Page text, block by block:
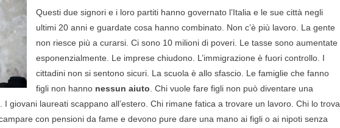
Questi due signori e i loro partiti hanno governato l’Italia e le sue città negli
ultimi 20 anni e guardate cosa hanno combinato. Non c’è più lavoro. La gente
non riesce più a curarsi. Ci sono 10 milioni di poveri. Le tasse sono aumentate
esponenzialmente. Le imprese chiudono. L’immigrazione è fuori controllo. I
cittadini non si sentono sicuri. La scuola è allo sfascio. Le famiglie che fanno
figli non hanno nessun aiuto . Chi vuole fare figli non può diventare una
giovani laureati scappano all’estero. Chi rimane fatica a trovare un lavoro. Chi lo trova
con pensioni da fame e devono pure dare una mano ai figli o ai nipoti senza